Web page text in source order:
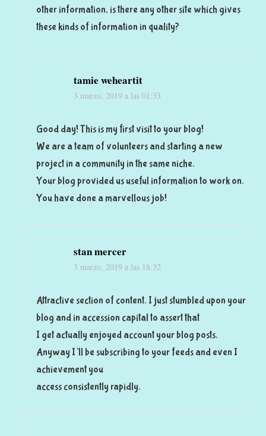
other information, is there any other site which gives
these kinds of information in quality?
tamie weheartit
3 marzo, 2019 a las 01:33
Good day! This is my first visit to your blog!
We are a team of volunteers and starting a new
project in a community in the same niche.
Your blog provided us useful information to work on.
You have done a marvellous job!
stan mercer
3 marzo, 2019 a las 18:32
Attractive section of content. I just stumbled upon your
blog and in accession capital to assert that
I get actually enjoyed account your blog posts.
Anyway I’ll be subscribing to your feeds and even I
achievement you
access consistently rapidly.